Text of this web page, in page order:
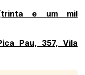
(trinta e um mil
Pau, 357, Vila